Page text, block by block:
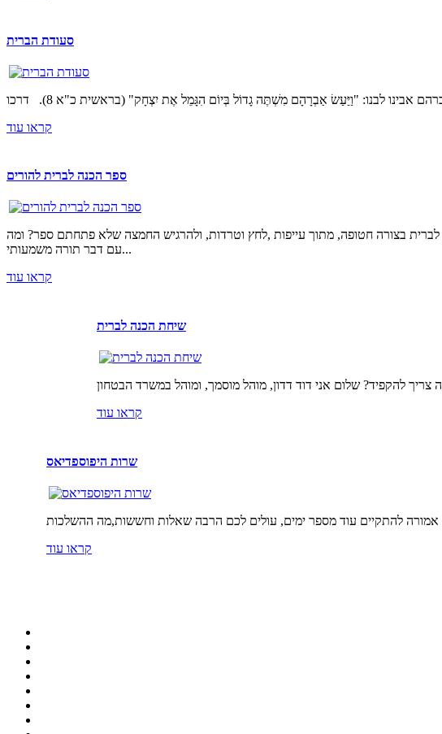
סעודת הברית
קראו עוד
ספר הכנה לברית להורים
בצורה חטופה, מתוך עייפות ,לחץ וטרדות, ולהרגיש החמצה שלא פתחתם ספר? ומה
עם דבר תורה משמעותי...
קראו עוד
שיחת הכנה לברית
קראו עוד
שרות היפוספדיאס
קראו עוד